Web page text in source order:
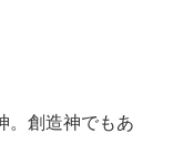
。創造神でもあ